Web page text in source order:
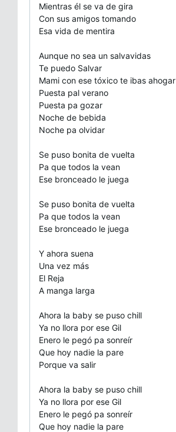
Mientras él se va de gira
Con sus amigos tomando
Esa vida de mentira
Aunque no sea un salvavidas
Te puedo Salvar
Mami con ese tóxico te ibas ahogar
Puesta pal verano
Puesta pa gozar
Noche de bebida
Noche pa olvidar
Se puso bonita de vuelta
Pa que todos la vean
Ese bronceado le juega
Se puso bonita de vuelta
Pa que todos la vean
Ese bronceado le juega
Y ahora suena
Una vez más
El Reja
A manga larga
Ahora la baby se puso chill
Ya no llora por ese Gil
Enero le pegó pa sonreír
Que hoy nadie la pare
Porque va salir
Ahora la baby se puso chill
Ya no llora por ese Gil
Enero le pegó pa sonreír
Que hoy nadie la pare